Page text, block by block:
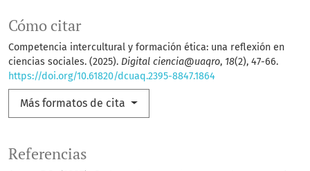
Cómo citar
Competencia intercultural y formación ética: una reflexión en
ciencias sociales. (2025). Digital ciencia@uaqro, 18(2), 47-66.
https://doi.org/10.61820/dcuaq.2395-8847.1864
Más formatos de cita
Referencias